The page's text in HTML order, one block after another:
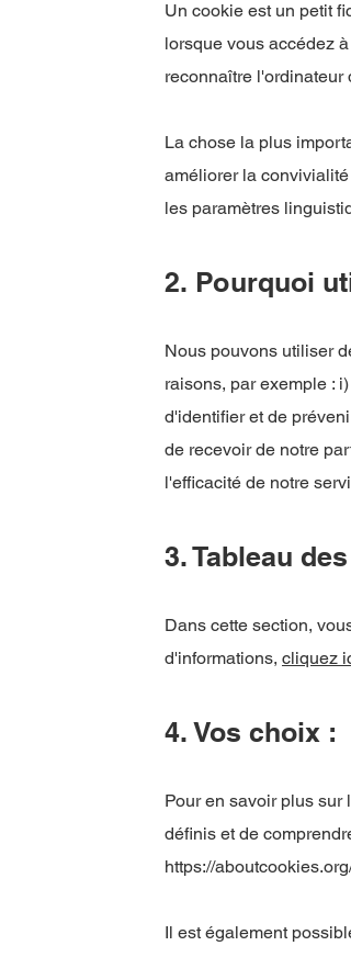
Un cookie est un petit
lorsque vous accédez
reconnaître l'ordinateur
La chose la plus
améliorer la
les paramètres
2. Pourquoi
Nous pouvons utiliser
raisons, par exemple :
d'identifier et de
de recevoir de notre
l'efficacité de notre
3. Tableau
Dans cette section,
d'informations, cliquez ici
4. Vos choix :
Pour en savoir plus sur
définis et de
https://aboutcookies.org/
Il est également